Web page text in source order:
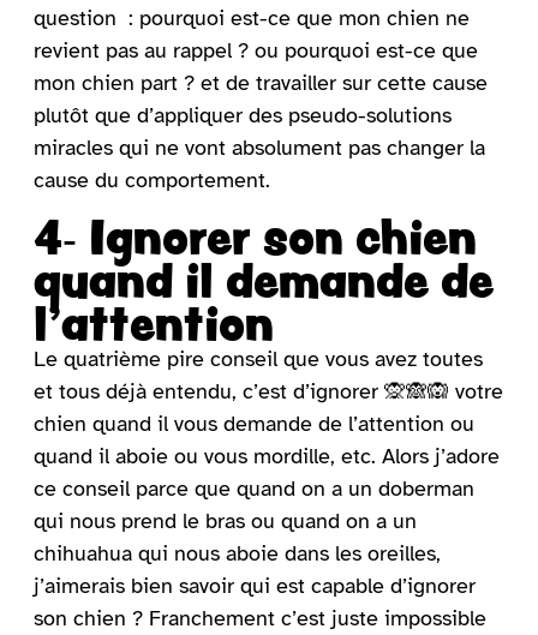
question : pourquoi est-ce que mon chien ne
revient pas au rappel ? ou pourquoi est-ce que
mon chien part ? et de travailler sur cette cause
plutôt que d’appliquer des pseudo-solutions
miracles qui ne vont absolument pas changer la
cause du comportement.
4- Ignorer son chien
quand il demande de
l’attention
Le quatrième pire conseil que vous avez toutes
et tous déjà entendu, c’est d’ignorer 🙊🙈🙉 votre
chien quand il vous demande de l’attention ou
quand il aboie ou vous mordille, etc. Alors j’adore
ce conseil parce que quand on a un doberman
qui nous prend le bras ou quand on a un
chihuahua qui nous aboie dans les oreilles,
j’aimerais bien savoir qui est capable d’ignorer
son chien ? Franchement c’est juste impossible